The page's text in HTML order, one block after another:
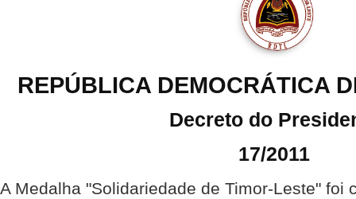
REPÚBLICA DEMOCRÁTICA
Decreto do
17/2011
A Medalha "Solidariedade de Timor-Leste" foi